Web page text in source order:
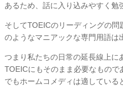
あるため、話に入り込みやすく勉
そしてTOEICのリーディングの
のようなマニアックな専門用語は
つまり私たちの日常の延長線上に
TOEICにもそのまま必要なもので
でもホームコメディは適している